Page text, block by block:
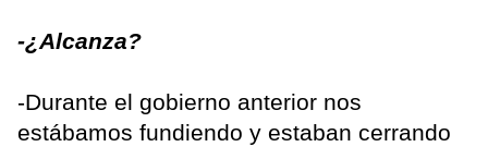
-¿Alcanza?
-Durante el gobierno anterior nos
estábamos fundiendo y estaban cerrando